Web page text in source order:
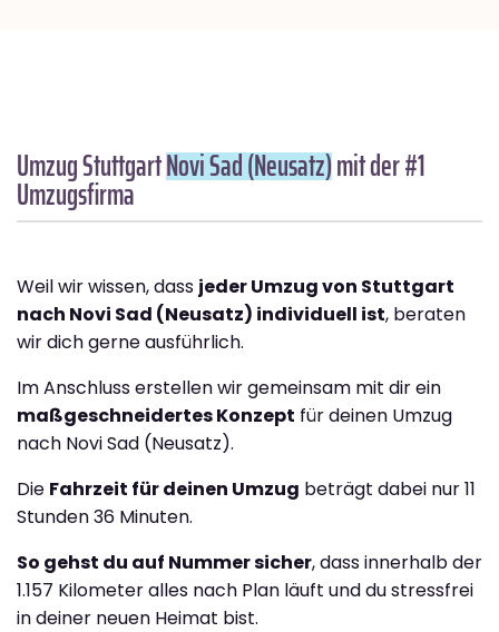
Umzug StuttgartNovi Sad (Neusatz)mit der #1
Umzugsfirma
Weil wir wissen, dass jeder Umzug von Stuttgart
nach Novi Sad (Neusatz) individuell ist, beraten
wir dich gerne ausführlich.
Im Anschluss erstellen wir gemeinsam mit dir ein
maßgeschneidertes Konzept für deinen Umzug
nach Novi Sad (Neusatz).
Die Fahrzeit für deinen Umzug beträgt dabei nur 11
Stunden 36 Minuten.
So gehst du auf Nummer sicher, dass innerhalb der
1.157 Kilometer alles nach Plan läuft und du stressfrei
in deiner neuen Heimat bist.